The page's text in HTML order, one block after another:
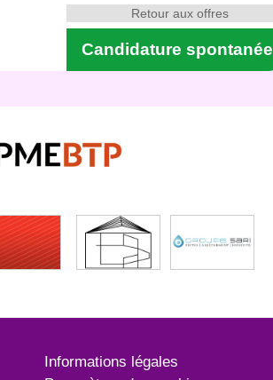
Candidature spontanée
Retour aux offres
Informations légales